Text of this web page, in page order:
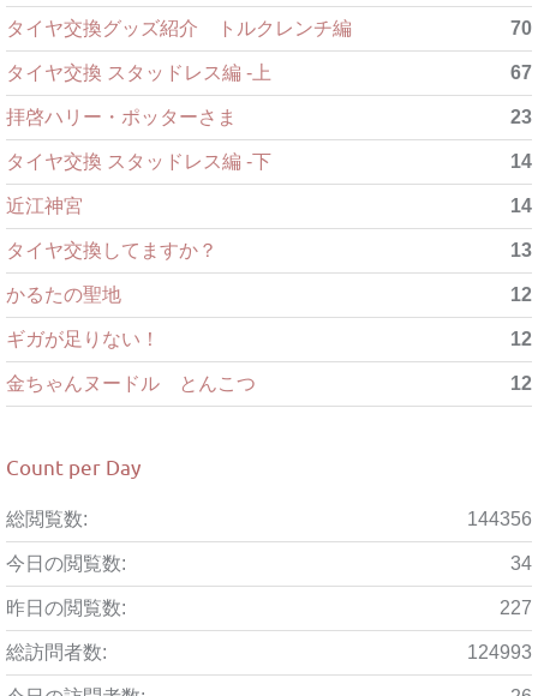
タイヤ交換グッズ紹介 トルクレンチ編 70
タイヤ交換 スタッドレス編 -上 67
拝啓ハリー・ポッターさま 23
タイヤ交換 スタッドレス編 -下 14
近江神宮 14
タイヤ交換してますか？ 13
かるたの聖地 12
ギガが足りない！ 12
金ちゃんヌードル とんこつ 12
Count per Day
144356
総閲覧数:
34
今日の閲覧数:
227
昨日の閲覧数:
124993
総訪問者数: